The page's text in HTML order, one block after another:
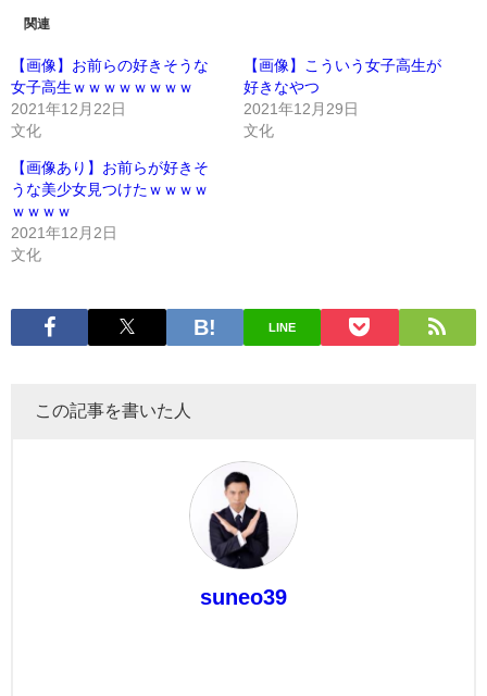
関連
【画像】お前らの好きそうな
女子高生ｗｗｗｗｗｗｗｗ
2021年12月22日
文化
【画像】こういう女子高生が
好きなやつ
2021年12月29日
文化
【画像あり】お前らが好きそ
うな美少女見つけたｗｗｗｗ
ｗｗｗｗ
2021年12月2日
文化
LINE
この記事を書いた人
suneo39